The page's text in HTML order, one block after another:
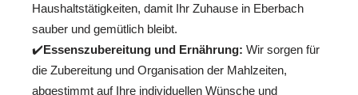
Haushaltstätigkeiten, damit Ihr Zuhause in Eberbach
sauber und gemütlich bleibt.
✔️Essenszubereitung und Ernährung: Wir sorgen für
die Zubereitung und Organisation der Mahlzeiten,
abgestimmt auf Ihre individuellen Wünsche und